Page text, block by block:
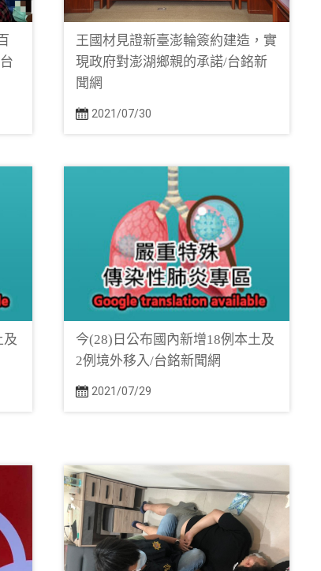
王國材見證新臺澎輪簽約建造，實
現政府對澎湖鄉親的承諾/台銘新
聞網
2021/07/30
及
今(28)日公布國內新增18例本土及
2例境外移入/台銘新聞網
2021/07/29